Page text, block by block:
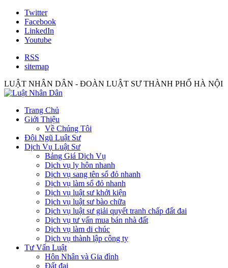
Twitter
Facebook
LinkedIn
Youtube
RSS
sitemap
LUẬT NHÂN DÂN - ĐOÀN LUẬT SƯ THÀNH PHỐ HÀ NỘI
Trang Chủ
Giới Thiệu
Về Chúng Tôi
Đội Ngũ Luật Sư
Dịch Vụ Luật Sư
Bảng Giá Dịch Vụ
Dịch vụ ly hôn nhanh
Dịch vụ sang tên sổ đỏ nhanh
Dịch vụ làm sổ đỏ nhanh
Dịch vụ luật sư khởi kiện
Dịch vụ luật sư bào chữa
Dịch vụ luật sư giải quyết tranh chấp đất đai
Dịch vụ tư vấn mua bán nhà đất
Dịch vụ làm di chúc
Dịch vụ thành lập công ty
Tư Vấn Luật
Hôn Nhân và Gia đình
Đất đai